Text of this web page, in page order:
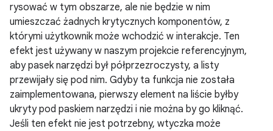
rysować w tym obszarze, ale nie będzie w nim
umieszczać żadnych krytycznych komponentów, z
którymi użytkownik może wchodzić w interakcje. Ten
efekt jest używany w naszym projekcie referencyjnym,
aby pasek narzędzi był półprzezroczysty, a listy
przewijały się pod nim. Gdyby ta funkcja nie została
zaimplementowana, pierwszy element na liście byłby
ukryty pod paskiem narzędzi i nie można by go kliknąć.
Jeśli ten efekt nie jest potrzebny, wtyczka może